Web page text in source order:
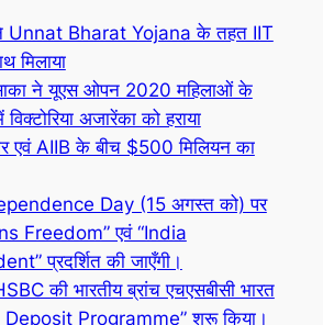
Unnat Bharat Yojana के तहत IIT
मिलाया
ने यूएस ओपन 2020 महिलाओं के
अजारेंका को हराया
एवं AIIB के बीच $500 मिलियन का
Day (15 अगस्त को) पर
Freedom” एवं “India
प्रदर्शित की जाएँगी।
की भारतीय ब्रांच एचएसबीसी भारत
Deposit Programme” शुरू किया।